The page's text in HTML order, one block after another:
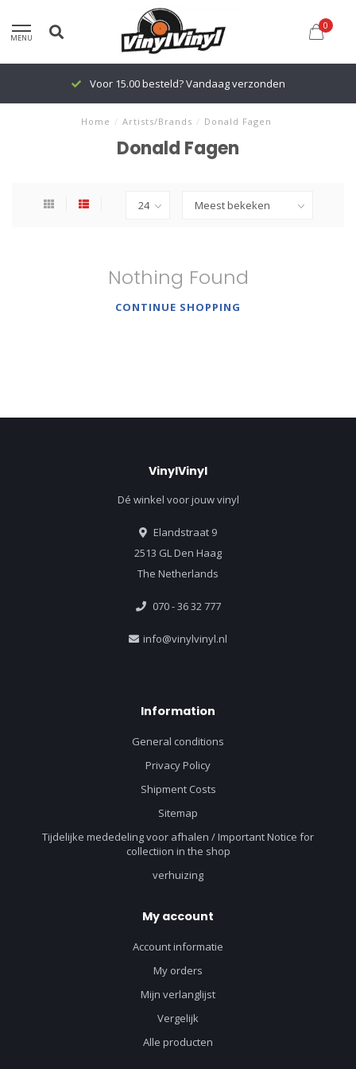
MENU
0
Voor 15.00 besteld? Vandaag verzonden
Home / Artists/Brands / Donald Fagen
Donald Fagen
Nothing Found
CONTINUE SHOPPING
VinylVinyl
Dé winkel voor jouw vinyl
Elandstraat 9
2513 GL Den Haag
The Netherlands
070 - 36 32 777
info@vinylvinyl.nl
Information
General conditions
Privacy Policy
Shipment Costs
Sitemap
Tijdelijke mededeling voor afhalen / Important Notice for
collectiion in the shop
verhuizing
My account
Account informatie
My orders
Mijn verlanglijst
Vergelijk
Alle producten